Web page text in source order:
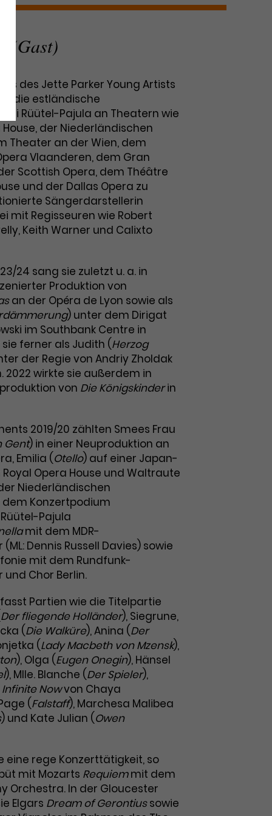
(Gast)
des Jette Parker Young Artists
die estländische
Kai Rüütel-Pajula an Theatern wie
der Niederländischen
Theater an der Wien, dem
Vlaanderen, dem Gran
Scottish Opera, dem Théâtre
und der Dallas Opera zu
Sängerdarstellerin
mit Regisseuren wie Robert
Keith Warner und Calixto
24 sang sie zuletzt u. a. in
Produktion von
an der Opéra de Lyon sowie als
) unter dem Dirigat
im Southbank Centre in
ferner als Judith (Herzog
der Regie von Andriy Zholdak
2022 wirkte sie außerdem in
von Die Königskinderin
2019/20 zählten Smees Frau
Gent) in einer Neuproduktion an
Emilia (Otello) auf einer Japan-
Opera House und Waltraute
Niederländischen
Konzertpodium
Pajula
mit dem MDR-
Dennis Russell Davies) sowie
mit dem Rundfunk-
Chor Berlin.
Partien wie die Titelpartie
Der fliegende Holländer), Siegrune,
(Die Walküre), Anina (Der
(Lady Macbeth von Mzensk),
), Olga (Eugen Onegin), Hänsel
), Mlle. Blanche (Der Spieler),
Infinite Nowvon Chaya
(Falstaff), Marchesa Malibea
) und Kate Julian (Owen
eine rege Konzerttätigkeit, so
mit Mozarts Requiemmit dem
Orchestra. In der Gloucester
Elgars Dream of Gerontiussowie